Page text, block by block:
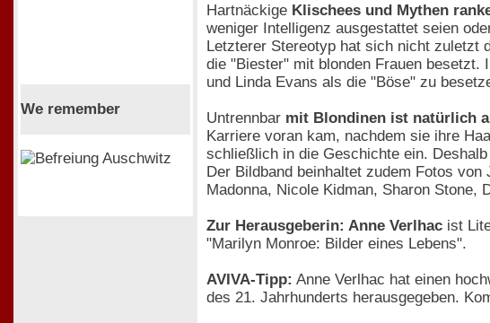
We remember
Hartnäckige Klischees und Mythen
weniger Intelligenz ausgestattet seien
Letzterer Stereotyp hat sich nicht zuletzt
die "Biester" mit blonden Frauen besetzt.
und Linda Evans als die "Böse" zu
Untrennbar mit Blondinen ist natürlich
Karriere voran kam, nachdem sie ihre
schließlich in die Geschichte ein.
Der Bildband beinhaltet zudem Fotos
Madonna, Nicole Kidman, Sharon Stone,
Zur Herausgeberin: Anne Verlhac ist
"Marilyn Monroe: Bilder eines Lebens".
AVIVA-Tipp: Anne Verlhac hat einen
des 21. Jahrhunderts herausgegeben.